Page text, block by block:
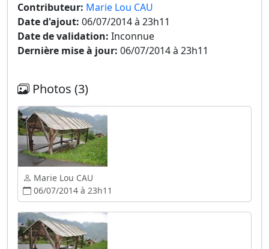
Contributeur: Marie Lou CAU
Date d'ajout: 06/07/2014 à 23h11
Date de validation: Inconnue
Dernière mise à jour: 06/07/2014 à 23h11
Photos (3)
Marie Lou CAU
06/07/2014 à 23h11